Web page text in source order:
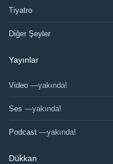
Tiyatro
Diğer Şeyler
Yayınlar
Video —yakında!
Ses —yakında!
Podcast —yakında!
Dükkan